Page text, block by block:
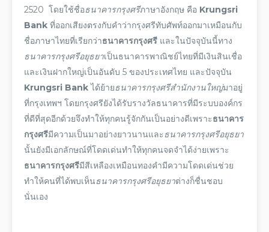
2520 โดยใช้ชื่อธนาคารกรุงศรีภาษาอังกฤษ คือ Krungsri
Bank ที่ออกเสียงตรงกับคำว่ากรุงศรีทับศัพท์ออกมาเหมือนกับ
ชื่อภาษาไทยที่เรียกว่าธนาคารกรุงศรี และในปัจจุบันนี้ทาง
ธนาคารกรุงศรีอยุธยาเป็นธนาคารพาณิชย์ไทยที่มีเงินสินเชื่อ
และเงินฝากใหญ่เป็นอันดับ 5 ของประเทศไทย และปัจจุบัน
Krungsri Bankได้ย้ายธนาคารกรุงศรีสํานักงานใหญ่มาอยู่
ที่กรุงเทพฯ โดยกรุงศรียังได้รับรางวัลธนาคารที่มีระบบองค์กร
ที่ดีที่สุดอีกด้วยจึงทำให้ทุกคนรู้จักกันเป็นอย่างดีเพราะธนาคาร
กรุงศรีมีความเป็นมาอย่างยาวนานและธนาคารกรุงศรีอยุธยา
นั้นยังมีเอกลักษณ์ที่โดดเด่นทำให้ทุกคนจดจำได้ง่ายเพราะ
ธนาคารกรุงศรีมีสีเหลืองเหมือนทองคำมีความโดดเด่นช่วย
ทำให้คนที่ได้พบเห็นธนาคารกรุงศรีอยุธยาต่างก็ชื่นชอบ
นั่นเอง